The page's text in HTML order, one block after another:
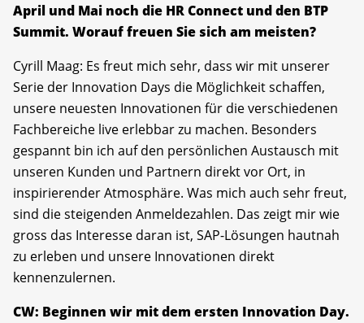
April und Mai noch die HR Connect und den BTP
Summit. Worauf freuen Sie sich am meisten?
Cyrill Maag: Es freut mich sehr, dass wir mit unserer
Serie der Innovation Days die Möglichkeit schaffen,
unsere neuesten Innovationen für die verschiedenen
Fachbereiche live erlebbar zu machen. Besonders
gespannt bin ich auf den persönlichen Austausch mit
unseren Kunden und Partnern direkt vor Ort, in
inspirierender Atmosphäre. Was mich auch sehr freut,
sind die steigenden Anmeldezahlen. Das zeigt mir wie
gross das Interesse daran ist, SAP-Lösungen hautnah
zu erleben und unsere Innovationen direkt
kennenzulernen.
CW: Beginnen wir mit dem ersten Innovation Day.